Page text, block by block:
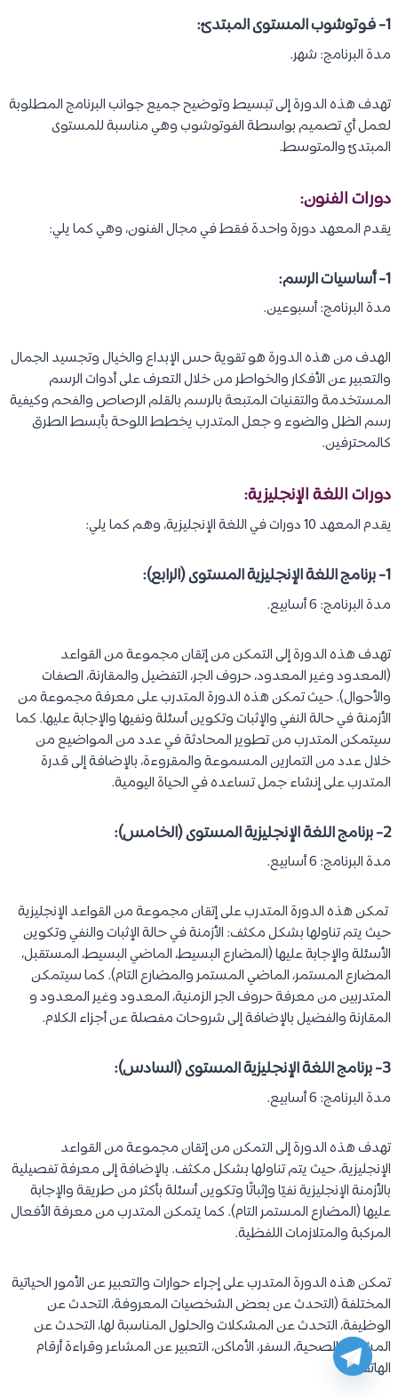
1- فوتوشوب المستوى المبتدئ:
مدة البرنامج: شهر.
تهدف هذه الدورة إلى تبسيط وتوضيح جميع جوانب البرنامج المطلوبة
لعمل أي تصميم بواسطة الفوتوشوب وهي مناسبة للمستوى
المبتدئ والمتوسط.
دورات الفنون:
يقدم المعهد دورة واحدة فقط في مجال الفنون، وهي كما يلي:
1- أساسيات الرسم:
مدة البرنامج: أسبوعين.
الهدف من هذه الدورة هو تقوية حس الإبداع والخيال وتجسيد الجمال
والتعبير عن الأفكار والخواطر من خلال التعرف على أدوات الرسم
المستخدمة والتقنيات المتبعة بالرسم بالقلم الرصاص والفحم وكيفية
رسم الظل والضوء و جعل المتدرب يخطط اللوحة بأبسط الطرق
كالمحترفين.
دورات اللغة الإنجليزية:
يقدم المعهد 10 دورات في اللغة الإنجليزية، وهم كما يلي:
1- برنامج اللغة الإنجليزية المستوى (الرابع):
مدة البرنامج: 6 أسابيع.
تهدف هذه الدورة إلى التمكن من إتقان مجموعة من القواعد
(المعدود وغير المعدود، حروف الجر، التفضيل والمقارنة، الصفات
والأحوال). حيث تمكن هذه الدورة المتدرب على معرفة مجموعة من
الأزمنة في حالة النفي والإثبات وتكوين أسئلة ونفيها والإجابة عليها. كما
سيتمكن المتدرب من تطوير المحادثة في عدد من المواضيع من
خلال عدد من التمارين المسموعة والمقروءة، بالإضافة إلى قدرة
المتدرب على إنشاء جمل تساعده في الحياة اليومية.
2- برنامج اللغة الإنجليزية المستوى (الخامس):
مدة البرنامج: 6 أسابيع.
تمكن هذه الدورة المتدرب على إتقان مجموعة من القواعد الإنجليزية
حيث يتم تناولها بشكل مكثف: الأزمنة في حالة الإثبات والنفي وتكوين
الأسئلة والإجابة عليها (المضارع البسيط، الماضي البسيط، المستقبل،
المضارع المستمر، الماضي المستمر والمضارع التام). كما سيتمكن
المتدربين من معرفة حروف الجر الزمنية، المعدود وغير المعدود و
المقارنة والفضيل بالإضافة إلى شروحات مفصلة عن أجزاء الكلام.
3- برنامج اللغة الإنجليزية المستوى (السادس):
مدة البرنامج: 6 أسابيع.
تهدف هذه الدورة إلى التمكن من إتقان مجموعة من القواعد
الإنجليزية، حيث يتم تناولها بشكل مكثف. بالإضافة إلى معرفة تفصيلية
بالأزمنة الإنجليزية نفيًا وإثباتًا وتكوين أسئلة بأكثر من طريقة والإجابة
عليها (المضارع المستمر التام). كما يتمكن المتدرب من معرفة الأفعال
المركبة والمتلازمات اللفظية.
تمكن هذه الدورة المتدرب على إجراء حوارات والتعبير عن الأمور الحياتية
المختلفة (التحدث عن بعض الشخصيات المعروفة، التحدث عن
الوظيفة، التحدث عن المشكلات والحلول المناسبة لها، التحدث عن
المشاكل الصحية، السفر، الأماكن، التعبير عن المشاعر وقراءة أرقام
الهاتف).